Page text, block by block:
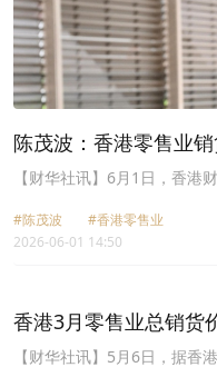
陈茂波：香港零售业
头稳定
【财华社讯】6月1日，香港
着投资与销售，成为经济增
产品出口带动下，本港4月份
定。
#陈茂波
#香港零售业
2026-06-01 14:50
香港3月零售业总销货
升12.8%
【财华社讯】5月6日，据香